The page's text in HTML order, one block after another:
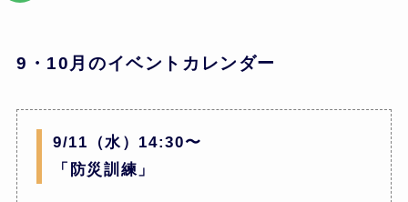
9・10月のイベントカレンダー
9/11（水）14:30〜
「防災訓練」